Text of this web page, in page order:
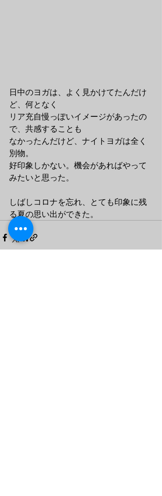
日中のヨガは、よく見かけてたんだけ
ど、何となく
リア充自慢っぽいイメージがあったの
で、共感することも
なかったんだけど、ナイトヨガは全く
別物。
好印象しかない。機会があればやって
みたいと思った。
しばしコロナを忘れ、とても印象に残
る夏の思い出ができた。